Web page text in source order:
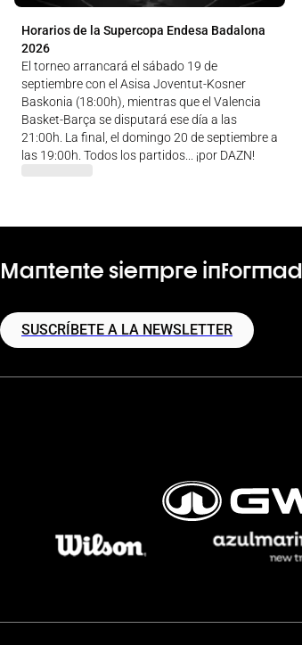
Horarios de la Supercopa Endesa Badalona
2026
El torneo arrancará el sábado 19 de
septiembre con el Asisa Joventut-Kosner
Baskonia (18:00h), mientras que el Valencia
Basket-Barça se disputará ese día a las
21:00h. La final, el domingo 20 de septiembre a
las 19:00h. Todos los partidos... ¡por DAZN!
Mantente siempre
SUSCRÍBETE A LA NEWSLETTER